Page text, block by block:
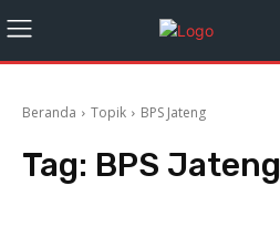
Beranda Topik BPS Jateng
Tag: BPS Jateng